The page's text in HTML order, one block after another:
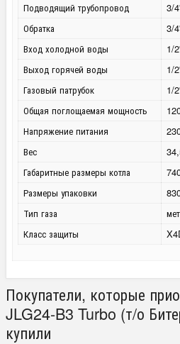
Подводящий трубопровод
3/
Обратка
3/
Вход холодной воды
1/
Выход горячей воды
1/
Газовый патрубок
1/
Общая поглощаемая мощность
Напряжение питания
Вес
Габаритные размеры котла
Размеры упаковки
Тип газа
Класс защиты
Покупатели, которые
JLG24-B3 Turbo (т/о
купили